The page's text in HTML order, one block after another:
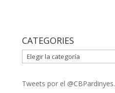
CATEGORIES
CATEGORIES
Tweets por el @CBPardinyes.